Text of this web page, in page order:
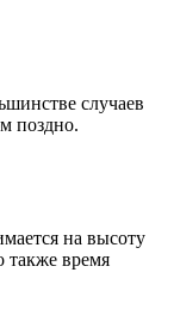
случаев
поздно.
на высоту
также время